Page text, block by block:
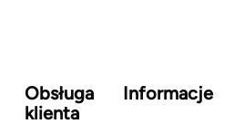
Obsługa
klienta
Informacje